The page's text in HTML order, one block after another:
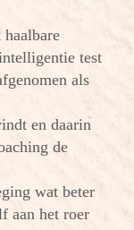
test
als
en daarin
de
wat beter
aan het roer